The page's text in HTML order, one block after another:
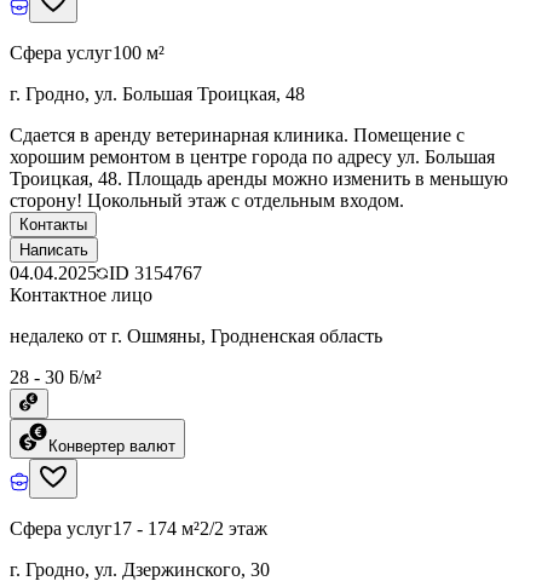
Сфера услуг100 м²
г. Гродно, ул. Большая Троицкая, 48
Сдается в аренду ветеринарная клиника. Помещение с
хорошим ремонтом в центре города по адресу ул. Большая
Троицкая, 48. Площадь аренды можно изменить в меньшую
сторону! Цокольный этаж с отдельным входом.
Контакты
Написать
04.04.2025 ID 3154767
Контактное лицо
недалеко от г. Ошмяны, Гродненская область
28 - 30 ƃ/м²
Конвертер валют
Сфера услуг17 - 174 м²2/2 этаж
г. Гродно, ул. Дзержинского, 30